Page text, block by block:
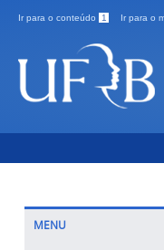
Ir para o conteúdo 1 Ir para o
MENU